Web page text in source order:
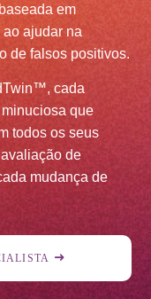
em
ajudar na
de falsos positivos.
cada
que
todos os seus
de
mudança de